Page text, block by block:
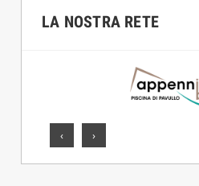
LA NOSTRA RETE
‹ ›